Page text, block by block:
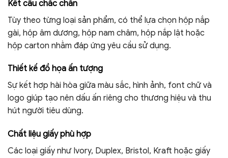
Kết cấu chắc chắn
Tùy theo từng loại sản phẩm, có thể lựa chọn hộp nắp
gài, hộp âm dương, hộp nam châm, hộp nắp lật hoặc
hộp carton nhằm đáp ứng yêu cầu sử dụng.
Thiết kế đồ họa ấn tượng
Sự kết hợp hài hòa giữa màu sắc, hình ảnh, font chữ và
logo giúp tạo nên dấu ấn riêng cho thương hiệu và thu
hút người tiêu dùng.
Chất liệu giấy phù hợp
Các loại giấy như Ivory, Duplex, Bristol, Kraft hoặc giấy